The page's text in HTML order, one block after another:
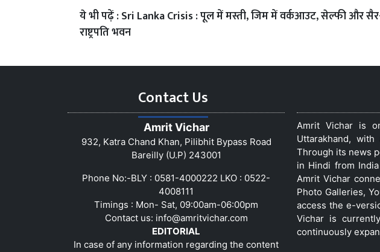
ये भी पढ़ें :Sri Lanka Crisis : पूल में मस्ती, जिम में वर्कआउट, सेल्फी और
राष्ट्रपति भवन
Contact Us
Amrit Vichar
932, Katra Chand Khan, Pilibhit Bypass Road
Bareilly (U.P) 243001
Phone No:-BLY : 0581-4000222 LKO : 0522-
4008111
Timings : Mon- Sat, 09:00am-06:00pm
Contact us: info@amritvichar.com
EDITORIAL
In case of any information regarding the content
Amrit Vichar is
Uttarakhand,
Through its news
in Hindi from
Amrit Vichar
Photo Galleries,
access the e-
Vichar is
continuously